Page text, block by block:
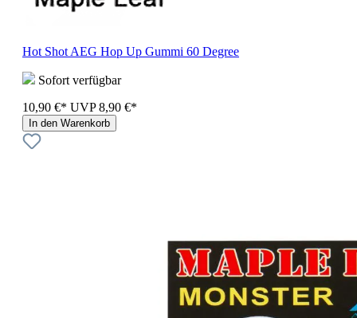
Hot Shot AEG Hop Up Gummi 60 Degree
Sofort verfügbar
10,90 €* UVP 8,90 €*
In den Warenkorb